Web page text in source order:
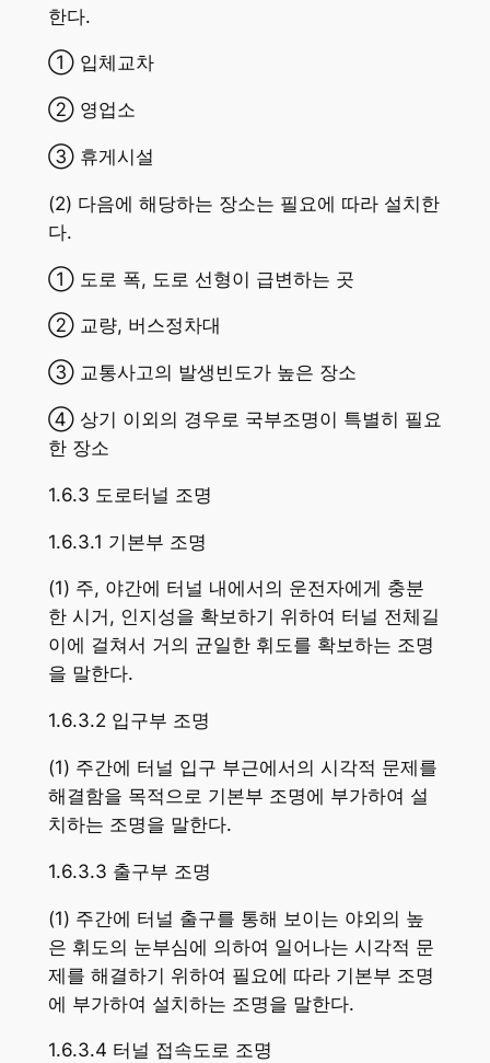
한다.
① 입체교차
② 영업소
③ 휴게시설
(2) 다음에 해당하는 장소는 필요에 따라 설치한
다.
① 도로 폭, 도로 선형이 급변하는 곳
② 교량, 버스정차대
③ 교통사고의 발생빈도가 높은 장소
④ 상기 이외의 경우로 국부조명이 특별히 필요
한 장소
1.6.3 도로터널 조명
1.6.3.1 기본부 조명
(1) 주, 야간에 터널 내에서의 운전자에게 충분
한 시거, 인지성을 확보하기 위하여 터널 전체길
이에 걸쳐서 거의 균일한 휘도를 확보하는 조명
을 말한다.
1.6.3.2 입구부 조명
(1) 주간에 터널 입구 부근에서의 시각적 문제를
해결함을 목적으로 기본부 조명에 부가하여 설
치하는 조명을 말한다.
1.6.3.3 출구부 조명
(1) 주간에 터널 출구를 통해 보이는 야외의 높
은 휘도의 눈부심에 의하여 일어나는 시각적 문
제를 해결하기 위하여 필요에 따라 기본부 조명
에 부가하여 설치하는 조명을 말한다.
1.6.3.4 터널 접속도로 조명